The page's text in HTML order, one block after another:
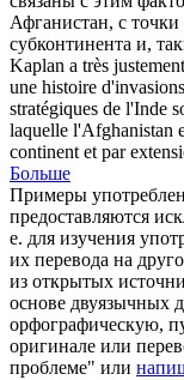
Афганистан, с
субконтинента и,
Kaplan a très
une histoire
stratégiques de l'Inde
laquelle l'Afghanistan
continent et par
Больше
Примеры
предоставляются
е. для изучения
их перевода на
из открытых
основе двуязычных
орфографическую,
оригинале или
проблеме" или